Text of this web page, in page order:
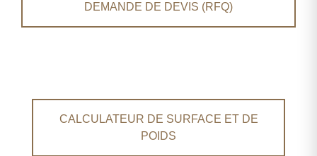
DEMANDE DE DEVIS (RFQ)
CALCULATEUR DE SURFACE ET DE
POIDS